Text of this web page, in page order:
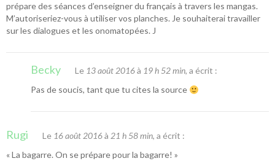
prépare des séances d’enseigner du français à travers les mangas.
M’autoriseriez-vous à utiliser vos planches. Je souhaiterai travailler
sur les dialogues et les onomatopées. J
Becky Le 13 août 2016à 19 h 52 min, a écrit :
Pas de soucis, tant que tu cites la source
Rugi Le 16 août 2016à 21 h 58 min, a écrit :
« La bagarre. On se prépare pour la bagarre! »